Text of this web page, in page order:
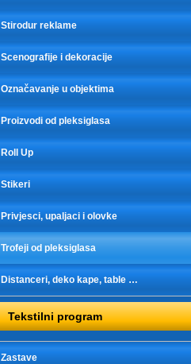
Stirodur reklame
Scenografije i dekoracije
Označavanje u objektima
Proizvodi od pleksiglasa
Roll Up
Stikeri
Privjesci, upaljaci i olovke
Trofeji od pleksiglasa
Distanceri, deko kape, table …
Tekstilni program
Zastave